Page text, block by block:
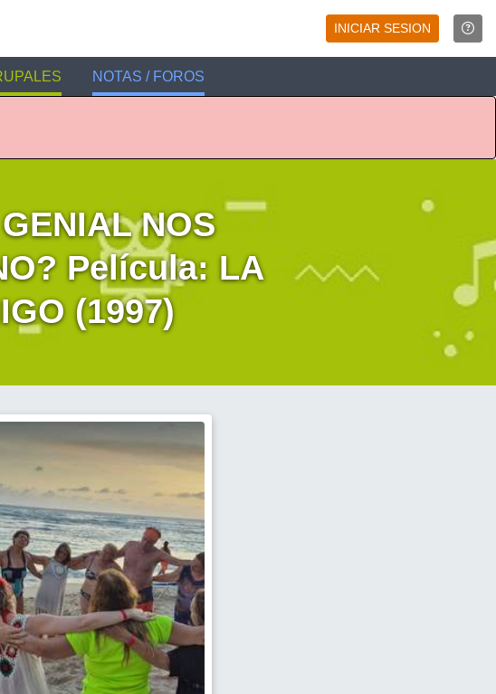
INICIAR SESION
NOTAS / FOROS
NOS
Película: LA
(1997)